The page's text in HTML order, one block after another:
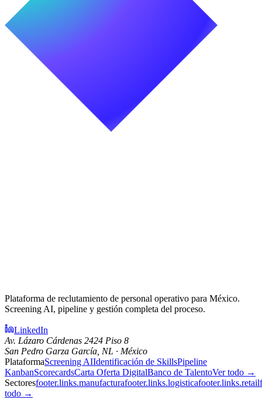
Plataforma de reclutamiento de personal operativo para México.
Screening AI, pipeline y gestión completa del proceso.
LinkedIn
Av. Lázaro Cárdenas 2424 Piso 8
San Pedro Garza García, NL · México
PlataformaScreening AIIdentificación de SkillsPipeline
KanbanScorecardsCarta Oferta DigitalBanco de TalentoVer todo →
Sectoresfooter.links.manufacturafooter.links.logisticafooter.links.retail
todo →